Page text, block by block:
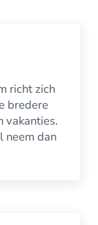
richt zich
bredere
vakanties.
neem dan